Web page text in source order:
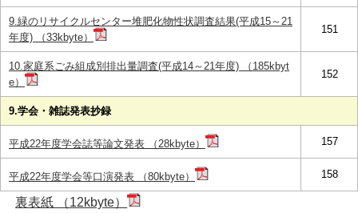
9.緑のリサイクルセンター堆肥化物性状調査結果(平成15～21
年度) （33kbyte）
151
10.家庭系ごみ組成別排出量調査(平成14～21年度) （185kbyt
e）
152
9.学会・雑誌発表抄録
平成22年度学会誌等論文発表 （28kbyte） 157
平成22年度学会等口演発表 （80kbyte） 158
裏表紙 （12kbyte）